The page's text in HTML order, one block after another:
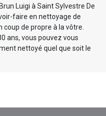
Luigi à Saint Sylvestre De
faire en nettoyage de
de propre à la vôtre.
ans, vous pouvez vous
nettoyé quel que soit le